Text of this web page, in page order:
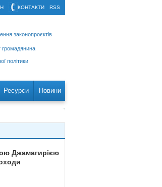
RSS
КОНТАКТИ
законопроєктів
громадянина
політики
Ресурси Новини
Джамагирією